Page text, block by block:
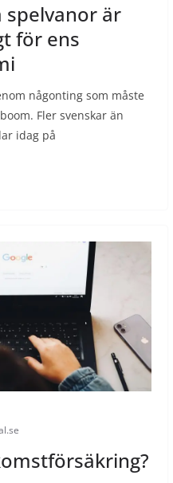
spelvanor är
för ens
någonting som måste
Fler svenskar än
idag på